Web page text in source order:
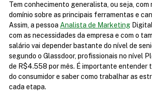
Tem conhecimento generalista, ou seja, com
domínio sobre as principais ferramentas e
Assim, a pessoa Analista de Marketing
com as necessidades da empresa e com o
salário vai depender bastante do nível de
segundo o Glassdoor, profissionais no nível
de R$4.558 por mês. É importante entender
do consumidor e saber como trabalhar as
cada etapa.